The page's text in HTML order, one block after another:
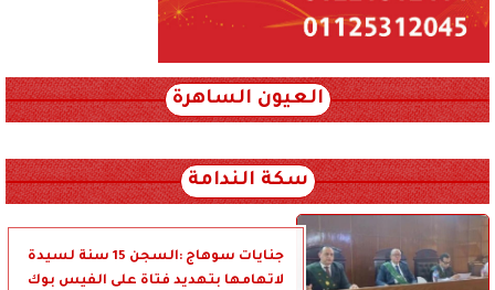
العيون الساهرة
سكة الندامة
جنايات سوهاج :السجن 15 سنة لسيدة
لاتهامها بتهديد فتاة على الفيس بوك